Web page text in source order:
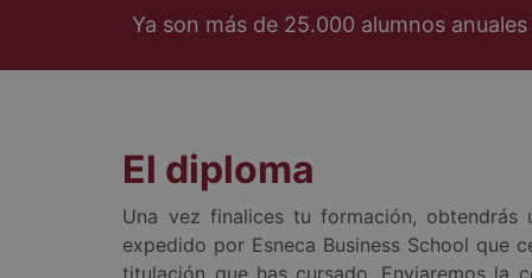
Ya son más de 25.000 alumnos
El diploma
Una vez finalices tu formación, obtendrás
expedido por Esneca Business School que
titulación que has cursado. Enviaremos la